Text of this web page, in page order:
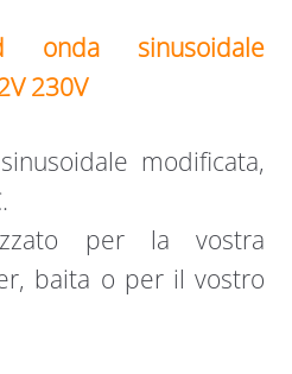
onda sinusoidale
230V
modificata,
per la vostra
baita o per il vostro